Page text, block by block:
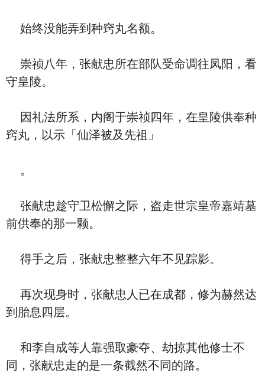
始终没能弄到种窍丸名额。
崇祯八年，张献忠所在部队受命调往凤阳，看
守皇陵。
因礼法所系，内阁于崇祯四年，在皇陵供奉种
窍丸，以示「仙泽被及先祖」
。
张献忠趁守卫松懈之际，盗走世宗皇帝嘉靖墓
前供奉的那一颗。
得手之后，张献忠整整六年不见踪影。
再次现身时，张献忠人已在成都，修为赫然达
到胎息四层。
和李自成等人靠强取豪夺、劫掠其他修士不
同，张献忠走的是一条截然不同的路。